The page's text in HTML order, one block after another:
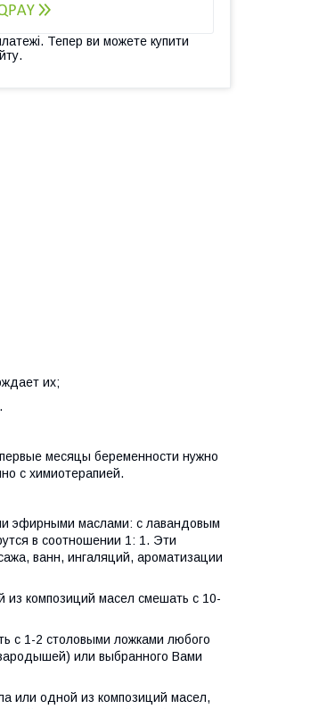
Тепер ви можете купити
их;
месяцы беременности нужно
с химиотерапией.
эфирными маслами: с лавандовым
в соотношении 1: 1. Эти
ванн, ингаляций, ароматизации
из композиций масел смешать с 10-
с 1-2 столовыми ложками любого
или выбранного Вами
или одной из композиций масел,